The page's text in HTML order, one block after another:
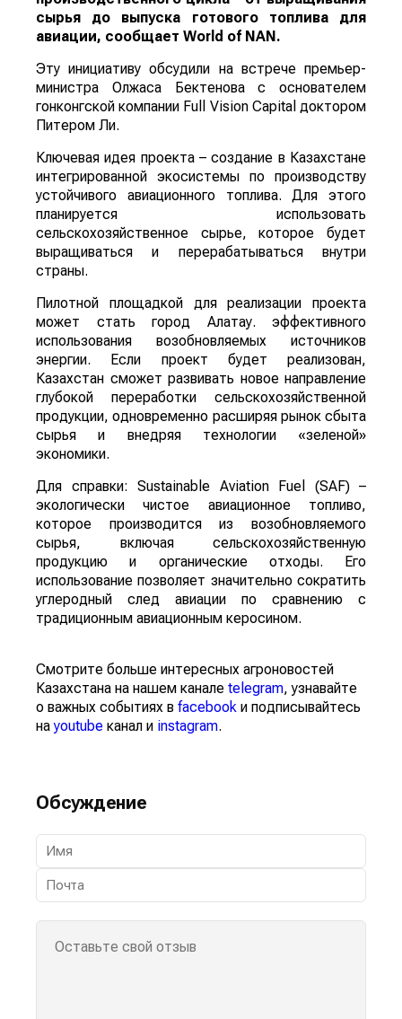
сырья до выпуска готового топлива для
авиации, сообщает World of NAN .
Эту инициативу обсудили на встрече премьер-
министра Олжаса Бектенова с основателем
гонконгской компании Full Vision Capital доктором
Питером Ли.
Ключевая идея проекта – создание в Казахстане
интегрированной экосистемы по производству
устойчивого авиационного топлива. Для этого
планируется использовать
сельскохозяйственное сырье, которое будет
выращиваться и перерабатываться внутри
страны.
Пилотной площадкой для реализации проекта
может стать город Алатау. эффективного
использования возобновляемых источников
энергии. Если проект будет реализован,
Казахстан сможет развивать новое направление
глубокой переработки сельскохозяйственной
продукции, одновременно расширяя рынок сбыта
сырья и внедряя технологии «зеленой»
экономики.
Для справки: Sustainable Aviation Fuel (SAF) –
экологически чистое авиационное топливо,
которое производится из возобновляемого
сырья, включая сельскохозяйственную
продукцию и органические отходы. Его
использование позволяет значительно сократить
углеродный след авиации по сравнению с
традиционным авиационным керосином.
Смотрите больше интересных агроновостей
Казахстана на нашем канале telegram, узнавайте
о важных событиях в facebook и подписывайтесь
наyoutube канал и instagram.
Обсуждение